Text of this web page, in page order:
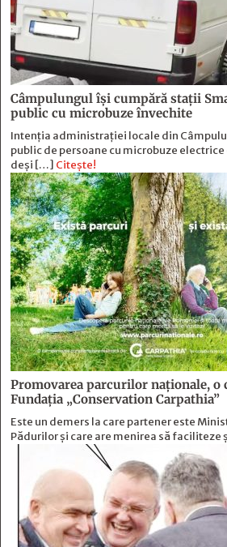
Câmpulungul îşi cumpără staţii
public cu microbuze învechite
Intenția administrației locale din
public de persoane cu microbuze
deși […] Citește!
Promovarea parcurilor naționale, o
Fundația „Conservation Carpathia”
Este un demers la care partener este
Pădurilor și care are menirea să faciliteze